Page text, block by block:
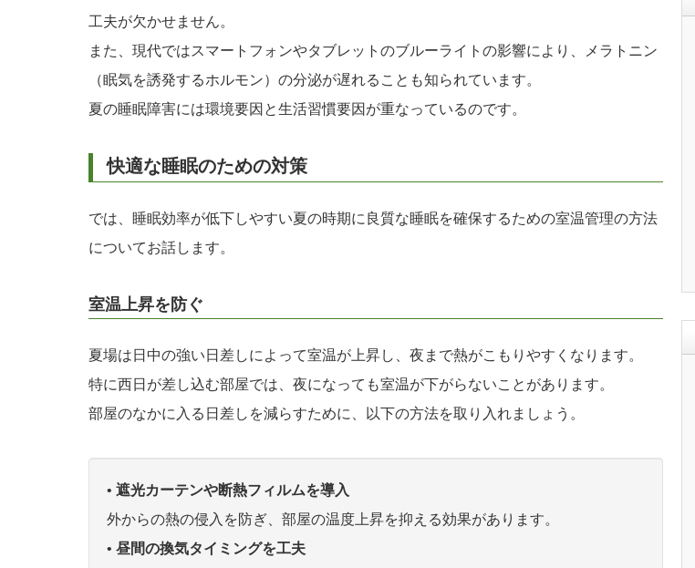
工夫が欠かせません。
また、現代ではスマートフォンやタブレットのブルーライトの影響により、メラトニン
（眠気を誘発するホルモン）の分泌が遅れることも知られています。
夏の睡眠障害には環境要因と生活習慣要因が重なっているのです。
快適な睡眠のための対策
では、睡眠効率が低下しやすい夏の時期に良質な睡眠を確保するための室温管理の方法
についてお話します。
室温上昇を防ぐ
夏場は日中の強い日差しによって室温が上昇し、夜まで熱がこもりやすくなります。
特に西日が差し込む部屋では、夜になっても室温が下がらないことがあります。
部屋のなかに入る日差しを減らすために、以下の方法を取り入れましょう。
• 遮光カーテンや断熱フィルムを導入
外からの熱の侵入を防ぎ、部屋の温度上昇を抑える効果があります。
• 昼間の換気タイミングを工夫